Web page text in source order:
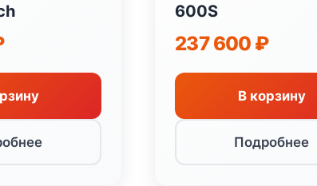
600S
237 600 ₽
В корзину
Подробнее